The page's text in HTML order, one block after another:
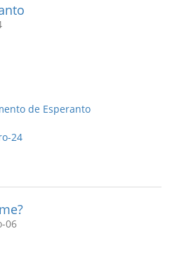
de Esperanto
24
06